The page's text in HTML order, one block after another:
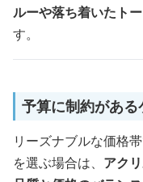
ルーや落ち着いたト
す。
予算に制約があ
リーズナブルな価格
を選ぶ場合は、 アク